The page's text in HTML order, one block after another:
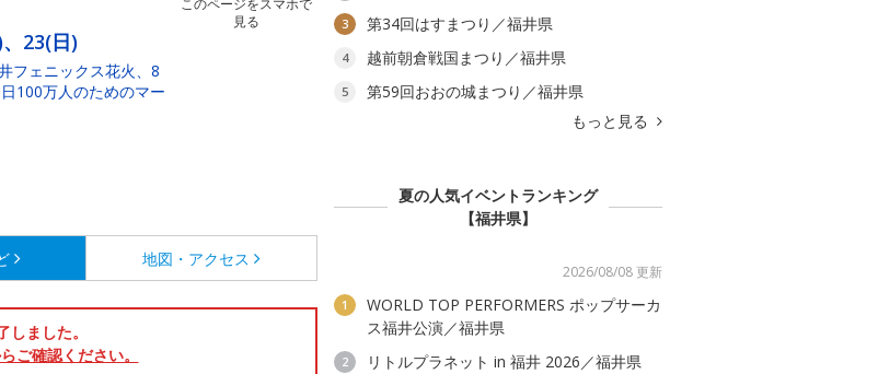
このページをスマホで
見る
23(日)
フェニックス花火、8
100万人のためのマー
地図・アクセス
ました。
ご確認ください。
3 第34回はすまつり／福井県
4 越前朝倉戦国まつり／福井県
5
第59回おおの城まつり／福井県
もっと見る
夏の人気イベントランキング
【福井県】
2026/08/08 更新
1
WORLD TOP PERFORMERS ポップサーカ
ス福井公演／福井県
2 リトルプラネット in 福井 2026／福井県